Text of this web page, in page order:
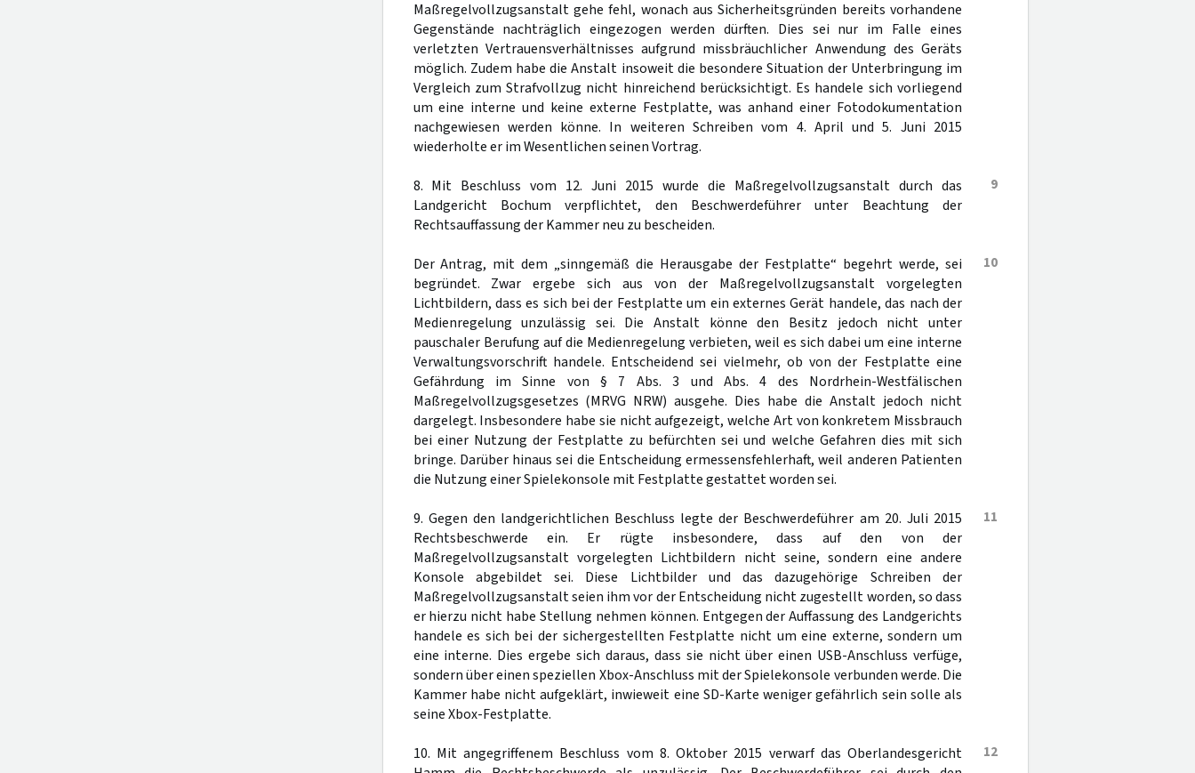
Maßregelvollzugsanstalt gehe fehl, wonach aus Sicherheitsgründen bereits vorhandene
Gegenstände nachträglich eingezogen werden dürften. Dies sei nur im Falle eines
verletzten Vertrauensverhältnisses aufgrund missbräuchlicher Anwendung des Geräts
möglich. Zudem habe die Anstalt insoweit die besondere Situation der Unterbringung im
Vergleich zum Strafvollzug nicht hinreichend berücksichtigt. Es handele sich vorliegend
um eine interne und keine externe Festplatte, was anhand einer Fotodokumentation
nachgewiesen werden könne. In weiteren Schreiben vom 4. April und 5. Juni 2015
wiederholte er im Wesentlichen seinen Vortrag.
9
8. Mit Beschluss vom 12. Juni 2015 wurde die Maßregelvollzugsanstalt durch das
Landgericht Bochum verpflichtet, den Beschwerdeführer unter Beachtung der
Rechtsauffassung der Kammer neu zu bescheiden.
10
Der Antrag, mit dem „sinngemäß die Herausgabe der Festplatte“ begehrt werde, sei
begründet. Zwar ergebe sich aus von der Maßregelvollzugsanstalt vorgelegten
Lichtbildern, dass es sich bei der Festplatte um ein externes Gerät handele, das nach der
Medienregelung unzulässig sei. Die Anstalt könne den Besitz jedoch nicht unter
pauschaler Berufung auf die Medienregelung verbieten, weil es sich dabei um eine interne
Verwaltungsvorschrift handele. Entscheidend sei vielmehr, ob von der Festplatte eine
Gefährdung im Sinne von § 7 Abs. 3 und Abs. 4 des Nordrhein-Westfälischen
Maßregelvollzugsgesetzes (MRVG NRW) ausgehe. Dies habe die Anstalt jedoch nicht
dargelegt. Insbesondere habe sie nicht aufgezeigt, welche Art von konkretem Missbrauch
bei einer Nutzung der Festplatte zu befürchten sei und welche Gefahren dies mit sich
bringe. Darüber hinaus sei die Entscheidung ermessensfehlerhaft, weil anderen Patienten
die Nutzung einer Spielekonsole mit Festplatte gestattet worden sei.
11
9. Gegen den landgerichtlichen Beschluss legte der Beschwerdeführer am 20. Juli 2015
Rechtsbeschwerde ein. Er rügte insbesondere, dass auf den von der
Maßregelvollzugsanstalt vorgelegten Lichtbildern nicht seine, sondern eine andere
Konsole abgebildet sei. Diese Lichtbilder und das dazugehörige Schreiben der
Maßregelvollzugsanstalt seien ihm vor der Entscheidung nicht zugestellt worden, so dass
er hierzu nicht habe Stellung nehmen können. Entgegen der Auffassung des Landgerichts
handele es sich bei der sichergestellten Festplatte nicht um eine externe, sondern um
eine interne. Dies ergebe sich daraus, dass sie nicht über einen USB-Anschluss verfüge,
sondern über einen speziellen Xbox-Anschluss mit der Spielekonsole verbunden werde. Die
Kammer habe nicht aufgeklärt, inwieweit eine SD-Karte weniger gefährlich sein solle als
seine Xbox-Festplatte.
12
10. Mit angegriffenem Beschluss vom 8. Oktober 2015 verwarf das Oberlandesgericht